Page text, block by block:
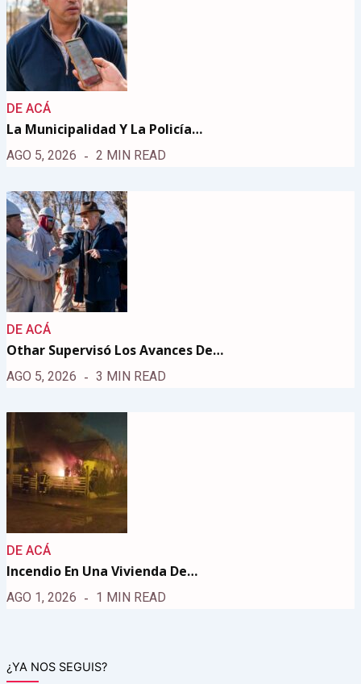
DE ACÁ
La Municipalidad Y La Policía…
AGO 5, 2026 2 MIN READ
DE ACÁ
Othar Supervisó Los Avances De…
AGO 5, 2026 3 MIN READ
DE ACÁ
Incendio En Una Vivienda De…
AGO 1, 2026 1 MIN READ
¿YA NOS SEGUIS?